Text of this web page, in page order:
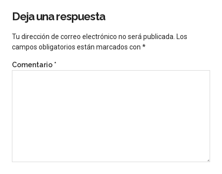
Deja una respuesta
Tu dirección de correo electrónico no será publicada. Los
campos obligatorios están marcados con *
Comentario *